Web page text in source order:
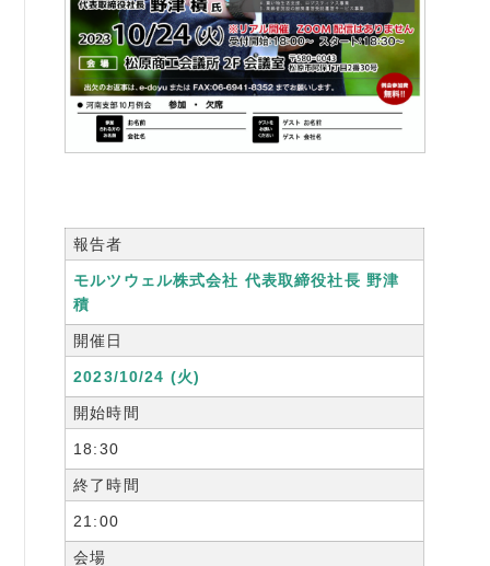
報告者
モルツウェル株式会社 代表取締役社長 野津
積
開催日
2023/10/24 (火)
開始時間
18:30
終了時間
21:00
会場